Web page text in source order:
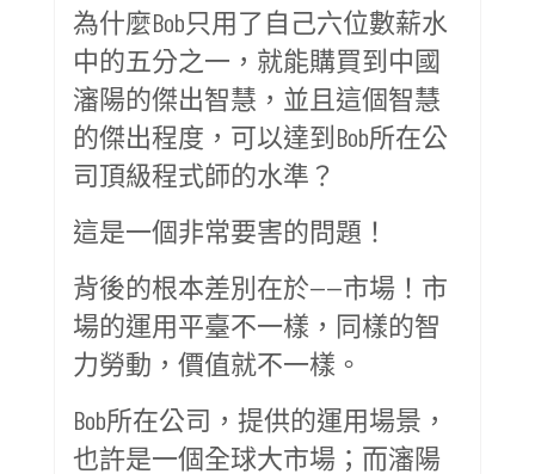
為什麼Bob只用了自己六位數薪水
中的五分之一，就能購買到中國
瀋陽的傑出智慧，並且這個智慧
的傑出程度，可以達到Bob所在公
司頂級程式師的水準？
這是一個非常要害的問題！
背後的根本差別在於——市場！市
場的運用平臺不一樣，同樣的智
力勞動，價值就不一樣。
Bob所在公司，提供的運用場景，
也許是一個全球大市場；而瀋陽